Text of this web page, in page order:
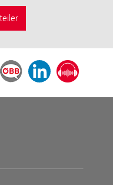
ÖBB Corporate Blog
LinkedInPodcast